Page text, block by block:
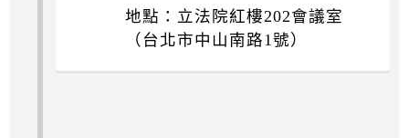
地點：立法院紅樓202會議室
（台北市中山南路1號）